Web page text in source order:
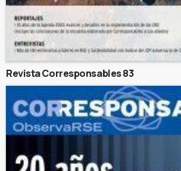
Revista Corresponsables 83